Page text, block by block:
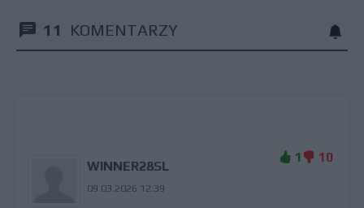
11 KOMENTARZY
WINNER28SL
09.03.2026 12:39
1 10